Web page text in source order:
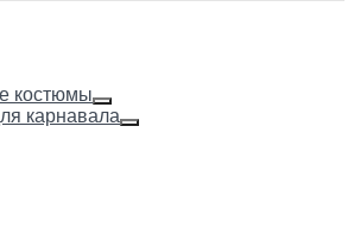
костюмы
карнавала